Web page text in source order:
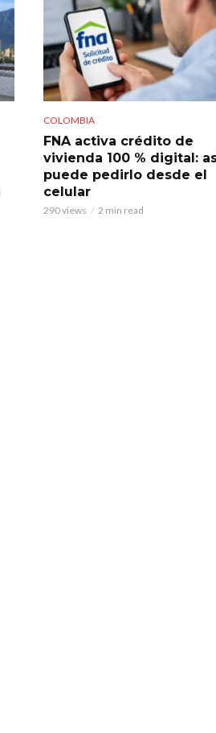
COLOMBIA
FNA activa crédito de
vivienda 100 % digital:
puede pedirlo desde el
celular
290 views 2 min read